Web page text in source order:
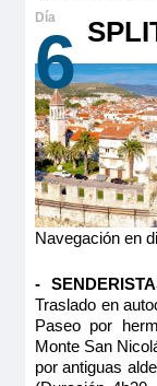
6
Navegación en
-
Traslado en
Paseo por
Monte San
por antiguas